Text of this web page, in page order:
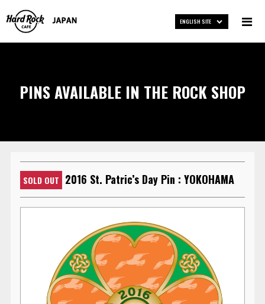
ENGLISH SITE
PINS AVAILABLE IN THE ROCK SHOP
SOLD OUT 2016 St. Patric’s Day Pin : YOKOHAMA